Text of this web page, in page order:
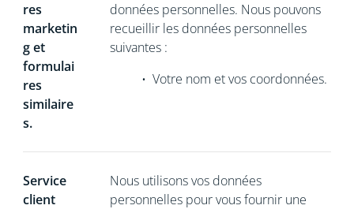
res
marketin
g et
formulai
res
similaire
s.
données personnelles. Nous pouvons
recueillir les données personnelles
suivantes :
• Votre nom et vos coordonnées.
Service
client
Nous utilisons vos données
personnelles pour vous fournir une